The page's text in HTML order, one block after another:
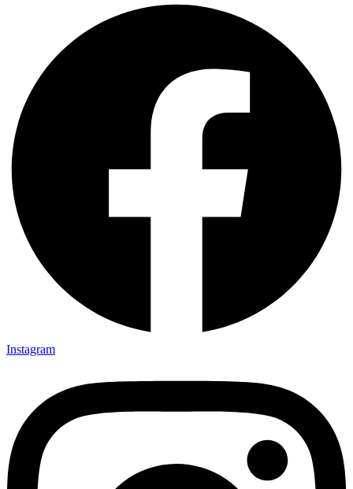
Instagram